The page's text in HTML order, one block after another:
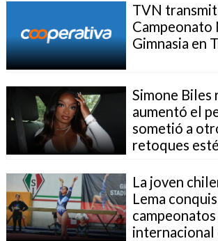
TVN
Campeonato
Gimnasia en
Simone Biles
aumentó el
sometió a
retoques
La joven
Lema
internacional